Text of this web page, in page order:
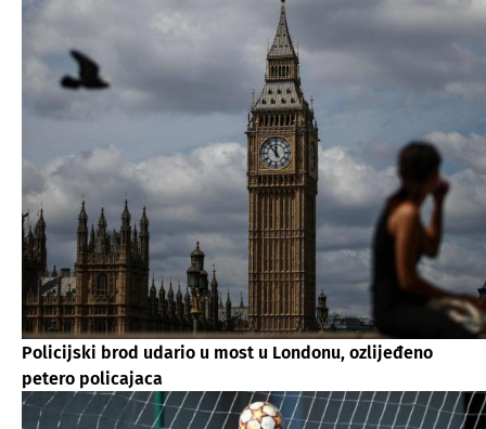
Policijski brod udario u most u Londonu, ozlijeđeno
petero policajaca